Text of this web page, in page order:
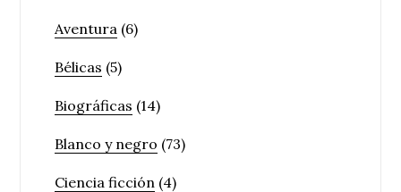
Aventura (6)
Bélicas (5)
Biográficas (14)
Blanco y negro (73)
Ciencia ficción (4)